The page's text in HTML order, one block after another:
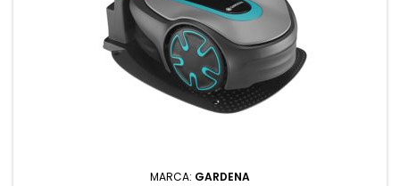
MARCA: GARDENA